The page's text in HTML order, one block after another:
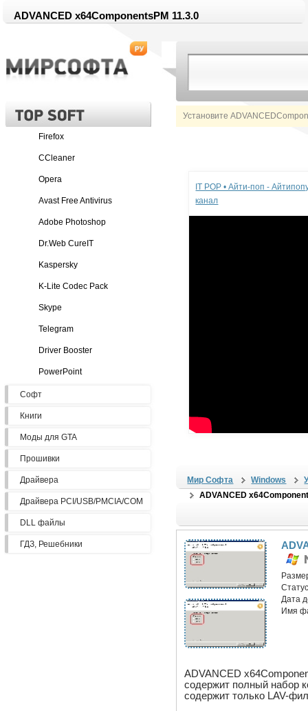
ADVANCED x64ComponentsPM 11.3.0
Установите
Firefox
CCleaner
Opera
Avast Free Antivirus
Adobe Photoshop
Dr.Web CureIT
Kaspersky
K-Lite Codec Pack
Skype
Telegram
Driver Booster
PowerPoint
Софт
Книги
Моды для GTA
Прошивки
Драйвера
Драйвера PCI/USB/PMCIA/COM
DLL файлы
ГДЗ, Решебники
IT POP • Айти-поп -
канал
Мир Софта Windows
ADVANCED
Дата
Имя
ADVANCED
содержит полный набор
содержит только LAV-